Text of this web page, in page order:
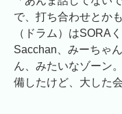
で、打ち合わせとか
（ドラム）はSORA
Sacchan、みーちゃ
ん、みたいなゾーン
備したけど、大した